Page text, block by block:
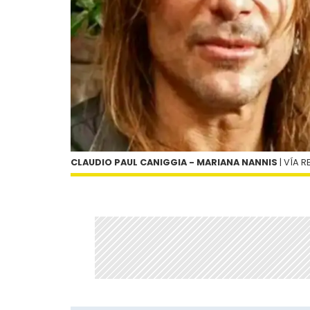
CLAUDIO PAUL CANIGGIA - MARIANA NANNIS | VÍA